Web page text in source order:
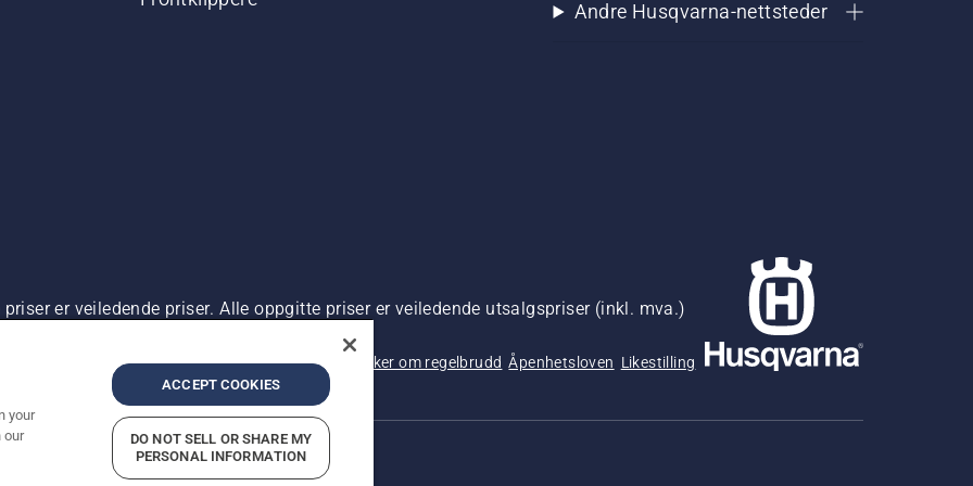
Andre Husqvarna-nettsteder
er veiledende priser. Alle oppgitte priser er veiledende utsalgspriser (inkl. mva.)
Imprint Rapportering av mistanker om regelbrudd Åpenhetsloven Likestilling
your
our
ACCEPT COOKIES
DO NOT SELL OR SHARE MY
PERSONAL INFORMATION